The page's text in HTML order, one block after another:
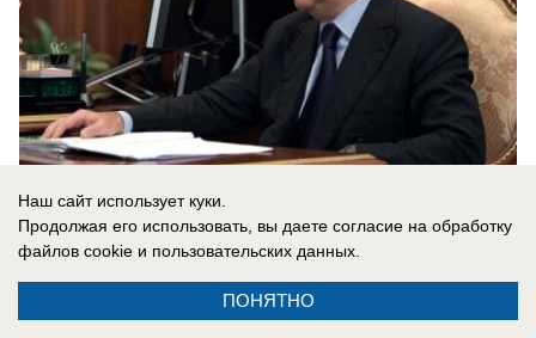
08.08.2026 0
Новости СМИ2
Наш сайт использует куки.
Продолжая его использовать, вы даете согласие на обработку
файлов cookie и пользовательских данных.
ПОНЯТНО